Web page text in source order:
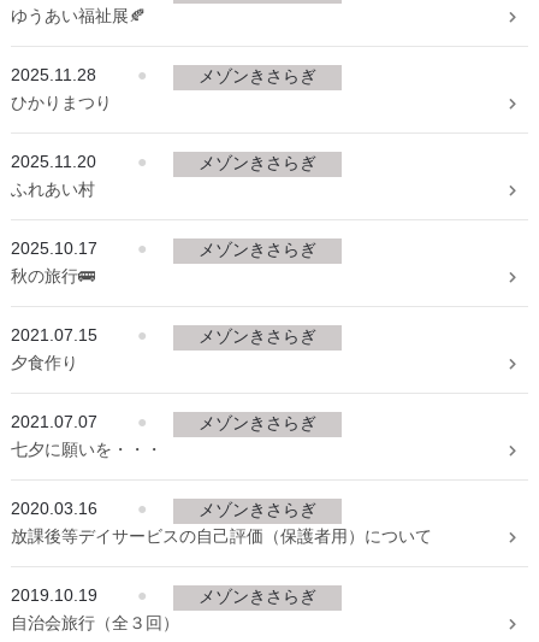
ゆうあい福祉展🍂
2025.11.28 ●
メゾンきさらぎ
ひかりまつり
2025.11.20 ●
メゾンきさらぎ
ふれあい村
2025.10.17 ●
メゾンきさらぎ
秋の旅行🚌
2021.07.15 ●
メゾンきさらぎ
夕食作り
2021.07.07 ●
メゾンきさらぎ
七夕に願いを・・・
2020.03.16 ●
メゾンきさらぎ
放課後等デイサービスの自己評価（保護者用）について
2019.10.19 ●
メゾンきさらぎ
自治会旅行（全３回）